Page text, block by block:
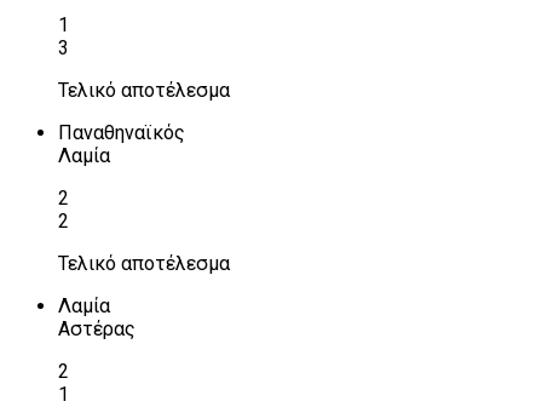
1
3
Τελικό αποτέλεσμα
Παναθηναϊκός
Λαμία
2
2
Τελικό αποτέλεσμα
Λαμία
Αστέρας
2
1